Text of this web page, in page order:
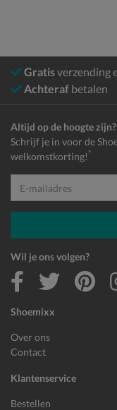
Gratisverzending
Achteraf betalen
Shoemixx
Over ons
Contact
Klantenservice
Bestellen
Altijd op de hoogte zijn?
Schrijf je in voor de
welkomstkorting! *
E-mailadres
Wil je ons volgen?